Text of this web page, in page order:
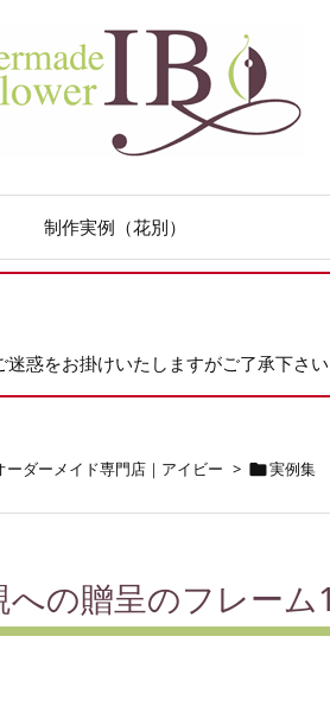
制作実例（花別）
をお掛けいたしますがご了承下さい
ダーメイド専門店｜アイビー > 実例集
への贈呈のフレー